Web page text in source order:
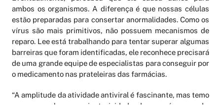
ambos os organismos. A diferença é que nossas células
estão preparadas para consertar anormalidades. Como os
vírus são mais primitivos, não possuem mecanismos de
reparo. Lee está trabalhando para tentar superar algumas
barreiras que foram identificadas, ele reconhece precisará
de uma grande equipe de especialistas para conseguir por
o medicamento nas prateleiras das farmácias.
“A amplitude da atividade antiviral é fascinante, mas temo